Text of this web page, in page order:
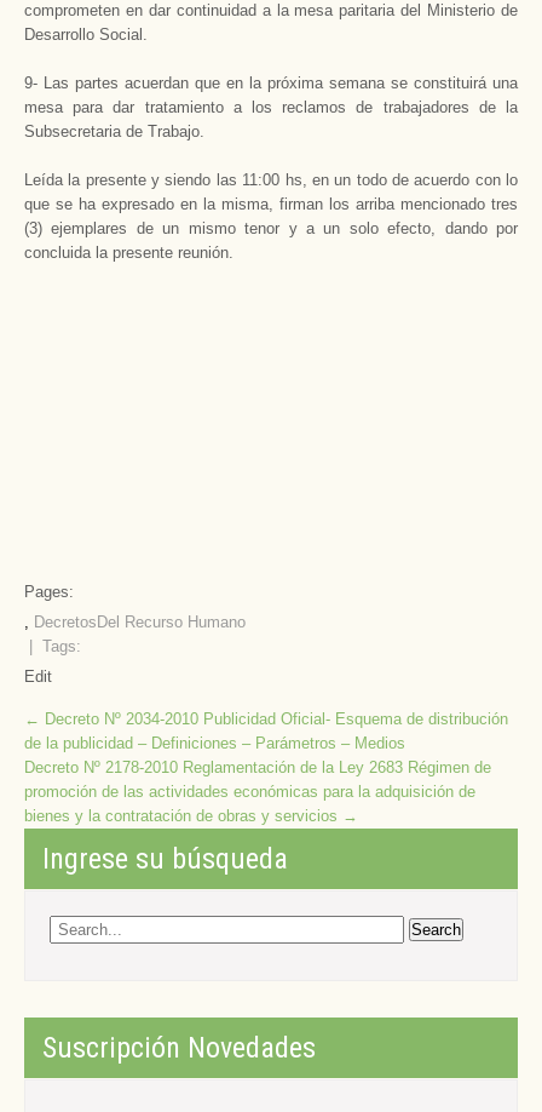
comprometen en dar continuidad a la mesa paritaria del Ministerio de
Desarrollo Social.
9- Las partes acuerdan que en la próxima semana se constituirá una
mesa para dar tratamiento a los reclamos de trabajadores de la
Subsecretaria de Trabajo.
Leída la presente y siendo las 11:00 hs, en un todo de acuerdo con lo
que se ha expresado en la misma, firman los arriba mencionado tres
(3) ejemplares de un mismo tenor y a un solo efecto, dando por
concluida la presente reunión.
Pages:
, Decretos Del Recurso Humano
| Tags:
Edit
Post
navigation
← Decreto Nº 2034-2010 Publicidad Oficial- Esquema de distribución
de la publicidad – Definiciones – Parámetros – Medios
Decreto Nº 2178-2010 Reglamentación de la Ley 2683 Régimen de
promoción de las actividades económicas para la adquisición de
bienes y la contratación de obras y servicios →
Ingrese su búsqueda
Suscripción Novedades